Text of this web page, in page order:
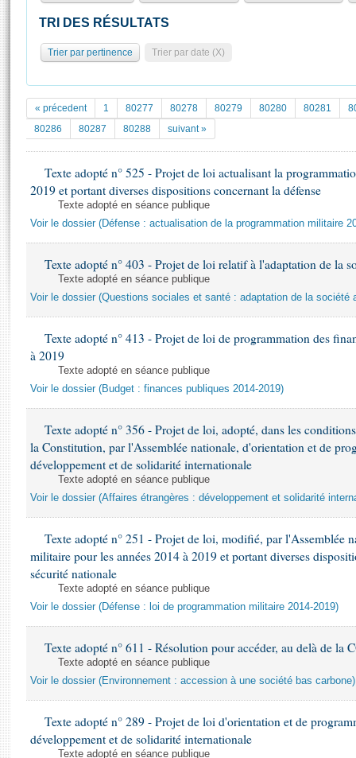
Pétitions
Documents parlementaires
Projets de loi
Propositions de loi
Amendements
Textes adoptés
Rapports d'enquête
Rapports législatifs
Rapports sur l'application des lois
Baromètre de l’application des lois
Comptes rendus des débats
Statistiques et chiffres clés
Documents de référence
( Constitution | Règlement de l'Assemblée ... )
Histoire
Juniors
Anciennes législatures
La Bibliothèque
Les archives
Contacts et plan d'accès
Photos libres de droit
TRI DES RÉSULTATS
Trier par pertinence Trier par date (X)
« précedent 1 80277 80278 80279 80280 80281
80286
80287 80288 suivant »
Texte adopté n° 525 - Projet de loi actualisant la
2019 et portant diverses dispositions concernant la défense
Texte adopté en séance publique
Voir le dossier (Défense : actualisation de la programmation militaire
Texte adopté n° 403 - Projet de loi relatif à l'adaptation de la
Texte adopté en séance publique
Voir le dossier (Questions sociales et santé : adaptation de la société
Texte adopté n° 413 - Projet de loi de programmation des
à 2019
Texte adopté en séance publique
Voir le dossier (Budget : finances publiques 2014-2019)
Texte adopté n° 356 - Projet de loi, adopté, dans les
la Constitution, par l'Assemblée nationale, d'orientation et de
développement et de solidarité internationale
Texte adopté en séance publique
Voir le dossier (Affaires étrangères : développement et solidarité
Texte adopté n° 251 - Projet de loi, modifié, par l'Assemblée
militaire pour les années 2014 à 2019 et portant diverses
sécurité nationale
Texte adopté en séance publique
Voir le dossier (Défense : loi de programmation militaire 2014-2019)
Texte adopté n° 611 - Résolution pour accéder, au delà de la
Texte adopté en séance publique
Voir le dossier (Environnement : accession à une société bas carbone)
Texte adopté n° 289 - Projet de loi d'orientation et de
développement et de solidarité internationale
Texte adopté en séance publique